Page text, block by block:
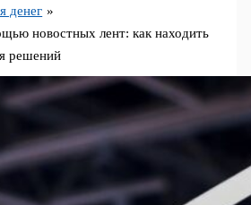
денег
новостных лент: как находить
решений